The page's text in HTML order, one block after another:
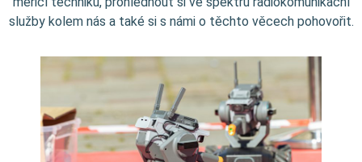
služby kolem nás a také si s námi o těchto věcech pohovořit.